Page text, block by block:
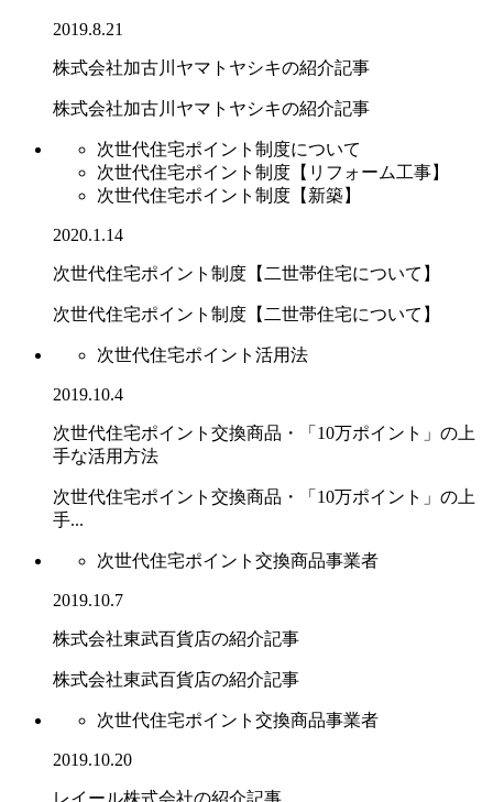
2019.8.21
株式会社加古川ヤマトヤシキの紹介記事
株式会社加古川ヤマトヤシキの紹介記事
次世代住宅ポイント制度について
次世代住宅ポイント制度【リフォーム工事】
次世代住宅ポイント制度【新築】
2020.1.14
次世代住宅ポイント制度【二世帯住宅について】
次世代住宅ポイント制度【二世帯住宅について】
次世代住宅ポイント活用法
2019.10.4
次世代住宅ポイント交換商品・「10万ポイント」の上
手な活用方法
次世代住宅ポイント交換商品・「10万ポイント」の上
手...
次世代住宅ポイント交換商品事業者
2019.10.7
株式会社東武百貨店の紹介記事
株式会社東武百貨店の紹介記事
次世代住宅ポイント交換商品事業者
2019.10.20
レイール株式会社の紹介記事